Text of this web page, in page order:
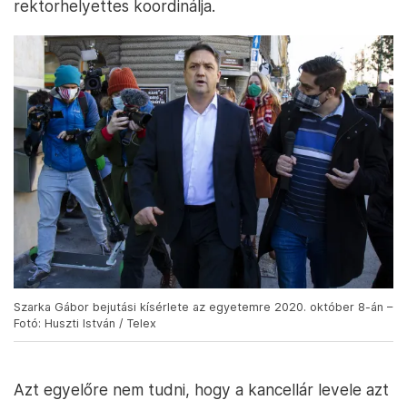
rektorhelyettes koordinálja.
Szarka Gábor bejutási kísérlete az egyetemre 2020. október 8-án –
Fotó: Huszti István / Telex
Azt egyelőre nem tudni, hogy a kancellár levele azt